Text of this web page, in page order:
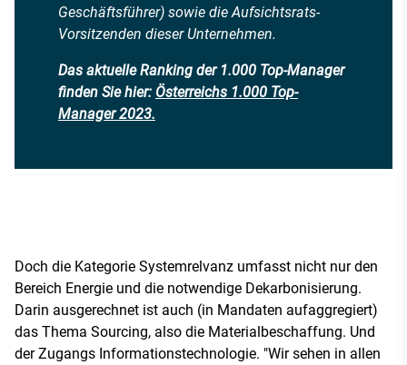
Geschäftsführer) sowie die Aufsichtsrats-
Vorsitzenden dieser Unternehmen.
Das aktuelle Ranking der 1.000 Top-Manager
finden Sie hier: Österreichs 1.000 Top-
Manager 2023.
Doch die Kategorie Systemrelvanz umfasst nicht nur den
Bereich Energie und die notwendige Dekarbonisierung.
Darin ausgerechnet ist auch (in Mandaten aufaggregiert)
das Thema Sourcing, also die Materialbeschaffung. Und
der Zugangs Informationstechnologie. "Wir sehen in allen